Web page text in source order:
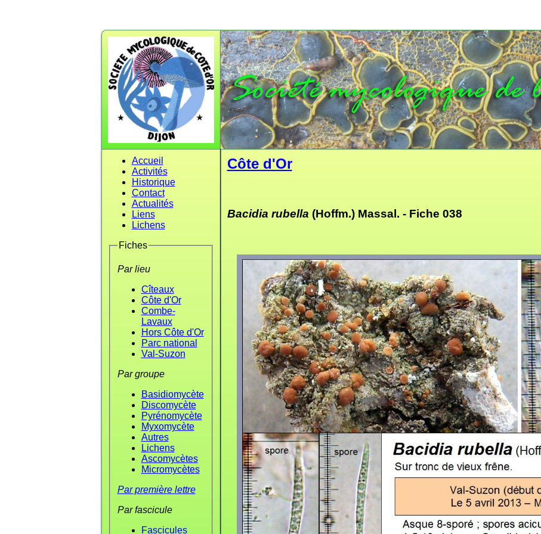
Accueil
Activités
Historique
Contact
Actualités
Liens
Lichens
Fiches
Par lieu
Cîteaux
Côte d'Or
Combe-
Lavaux
Hors Côte d'Or
Parc national
Val-Suzon
Par groupe
Basidiomycète
Discomycète
Pyrénomycète
Myxomycète
Autres
Lichens
Ascomycètes
Micromycètes
Par première lettre
Par fascicule
Fascicules
Côte d'Or
Bacidia rubella (Hoffm.) Massal. -Fiche 038